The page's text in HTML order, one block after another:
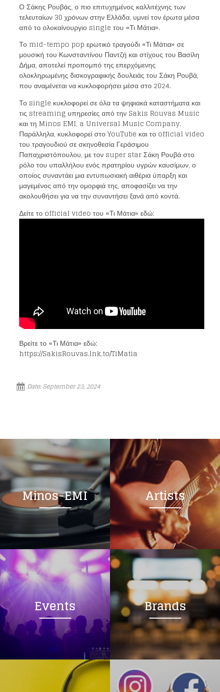
Ο Σάκης Ρουβάς, ο πιο επιτυχημένος καλλιτέχνης των
τελευταίων 30 χρόνων στην Ελλάδα, υμνεί τον έρωτα μέσα
από το ολοκαίνουργιο single του «Τι Μάτια».
Το mid-tempo pop ερωτικό τραγούδι «Τι Μάτια» σε
μουσική του Κωνσταντίνου Παντζή και στίχους του Βασίλη
Δήμα, αποτελεί προπομπό της επερχόμενης
ολοκληρωμένης δισκογραφικής δουλειάς του Σάκη Ρουβά,
που αναμένεται να κυκλοφορήσει μέσα στο 2024.
Το single κυκλοφορεί σε όλα τα ψηφιακά καταστήματα και
τις streaming υπηρεσίες από την Sakis Rouvas Music
και τη Minos EMI, a Universal Music Company.
Παράλληλα, κυκλοφορεί στο YouTube και το official video
του τραγουδιού σε σκηνοθεσία Γεράσιμου
Παπαχριστόπουλου, με τον super star Σάκη Ρουβά στο
ρόλο του υπαλλήλου ενός πρατηρίου υγρών καυσίμων, ο
οποίος συναντάει μια εντυπωσιακή αιθέρια ύπαρξη και
μαγεμένος από την ομορφιά της, αποφασίζει να την
ακολουθήσει για να την συναντήσει ξανά από κοντά.
Δείτε το official video του «Τι Μάτια» εδώ:
Βρείτε το «Τι Μάτια» εδώ:
https://SakisRouvas.lnk.to/TiMatia
Date:September 23, 2024
Minos-EMI Artists
Events Brands
Loading your form, please wait...